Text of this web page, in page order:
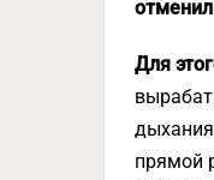
Для
прямой